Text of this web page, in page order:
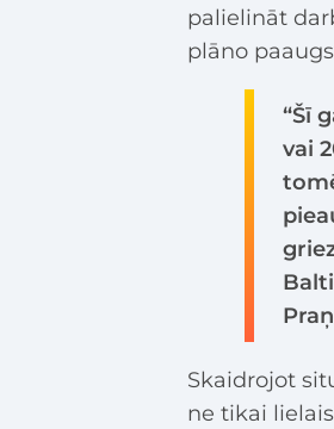
palielināt
plāno
“Šī
vai
Skaidrojot
ne tikai